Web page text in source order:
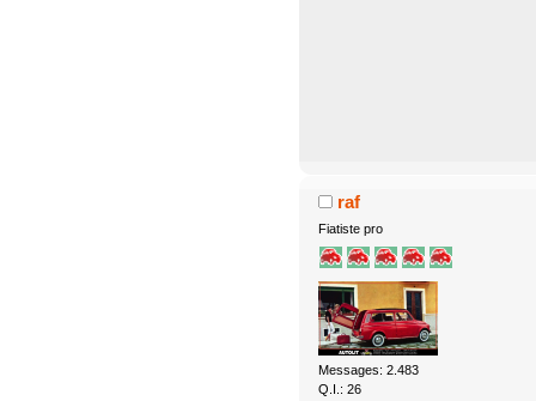
raf
Fiatiste pro
Messages: 2.483
Q.I.: 26